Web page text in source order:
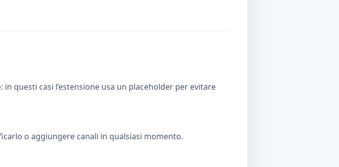
questi casi l’estensione usa un placeholder per evitare
o aggiungere canali in qualsiasi momento.